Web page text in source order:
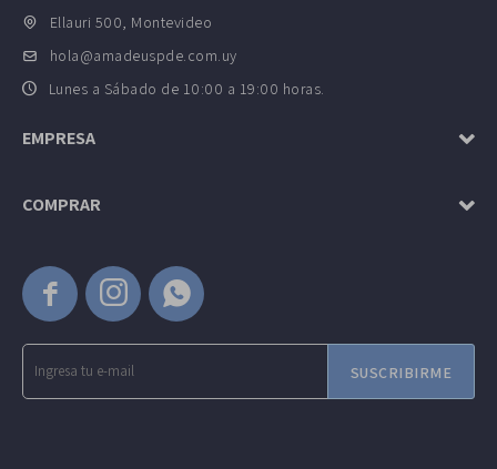
  
SUSCRIBIRME
Ellauri 500, Montevideo
hola@amadeuspde.com.uy
Lunes a Sábado de 10:00 a 19:00 horas.
EMPRESA
COMPRAR